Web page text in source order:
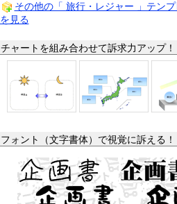
その他の「 旅行・レジャー 」テンプ
を見る
チャートを組み合わせて訴求力アップ！
フォント（文字書体）で視覚に訴える！